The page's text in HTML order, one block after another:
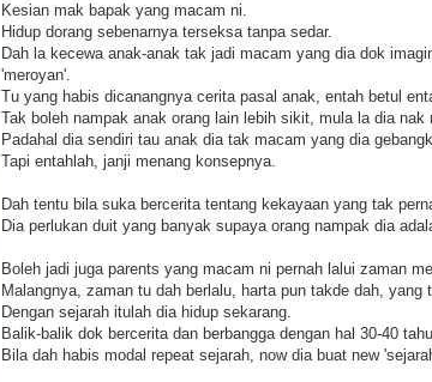
Kesian mak bapak yang macam ni.
Hidup dorang sebenarnya terseksa tanpa sedar.
Dah la kecewa anak-anak tak jadi macam yang dia dok
'meroyan'.
Tu yang habis dicanangnya cerita pasal anak, entah betul
Tak boleh nampak anak orang lain lebih sikit, mula la dia
Padahal dia sendiri tau anak dia tak macam yang dia
Tapi entahlah, janji menang konsepnya.
Dah tentu bila suka bercerita tentang kekayaan yang tak
Dia perlukan duit yang banyak supaya orang nampak dia
Boleh jadi juga parents yang macam ni pernah lalui zaman
Malangnya, zaman tu dah berlalu, harta pun takde dah, yang
Dengan sejarah itulah dia hidup sekarang.
Balik-balik dok bercerita dan berbangga dengan hal 30-40
Bila dah habis modal repeat sejarah, now dia buat new